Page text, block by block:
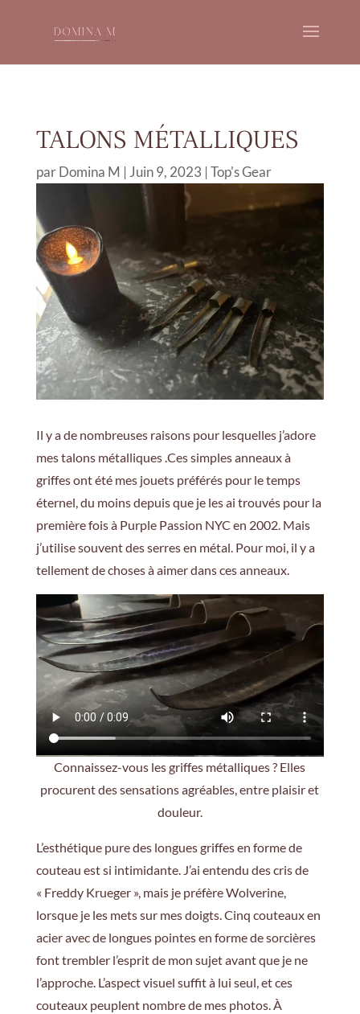
TALONS MÉTALLIQUES
parDomina M | Juin 9, 2023 | Top's Gear
Il y a de nombreuses raisons pour lesquelles j’adore
mes talons métalliques .Ces simples anneaux à
griffes ont été mes jouets préférés pour le temps
éternel, du moins depuis que je les ai trouvés pour la
première fois à Purple Passion NYC en 2002. Mais
j’utilise souvent des serres en métal. Pour moi, il y a
tellement de choses à aimer dans ces anneaux.
Connaissez-vous les griffes métalliques ? Elles
procurent des sensations agréables, entre plaisir et
douleur.
L’esthétique pure des longues griffes en forme de
couteau est si intimidante. J’ai entendu des cris de
« Freddy Krueger », mais je préfère Wolverine,
lorsque je les mets sur mes doigts. Cinq couteaux en
acier avec de longues pointes en forme de sorcières
font trembler l’esprit de mon sujet avant que je ne
l’approche. L’aspect visuel suffit à lui seul, et ces
couteaux peuplent nombre de mes photos. À